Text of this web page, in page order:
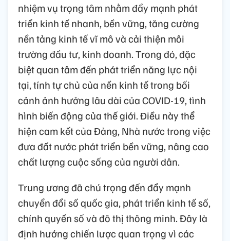
nhiệm vụ trọng tâm nhằm đẩy mạnh phát
triển kinh tế nhanh, bền vững, tăng cường
nền tảng kinh tế vĩ mô và cải thiện môi
trường đầu tư, kinh doanh. Trong đó, đặc
biệt quan tâm đến phát triển năng lực nội
tại, tính tự chủ của nền kinh tế trong bối
cảnh ảnh hưởng lâu dài của COVID-19, tình
hình biến động của thế giới. Điều này thể
hiện cam kết của Đảng, Nhà nước trong việc
đưa đất nước phát triển bền vững, nâng cao
chất lượng cuộc sống của người dân.
Trung ương đã chú trọng đến đẩy mạnh
chuyển đổi số quốc gia, phát triển kinh tế số,
chính quyền số và đô thị thông minh. Đây là
định hướng chiến lược quan trọng vì các